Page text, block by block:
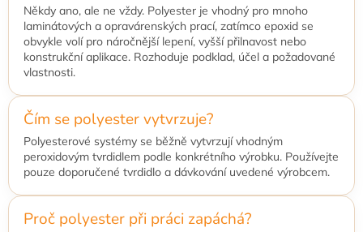
Někdy ano, ale ne vždy. Polyester je vhodný pro mnoho
laminátových a opravárenských prací, zatímco epoxid se
obvykle volí pro náročnější lepení, vyšší přilnavost nebo
konstrukční aplikace. Rozhoduje podklad, účel a požadované
vlastnosti.
Čím se polyester vytvrzuje?
Polyesterové systémy se běžně vytvrzují vhodným
peroxidovým tvrdidlem podle konkrétního výrobku. Používejte
pouze doporučené tvrdidlo a dávkování uvedené výrobcem.
Proč polyester při práci zapáchá?